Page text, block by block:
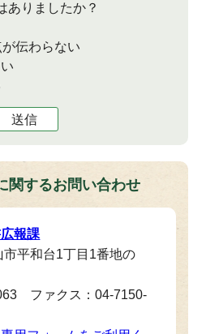
ありましたか？
伝わらない
送信
関するお問い合わせ
報課
平和台1丁目1番地の
ファクス：04-7150-